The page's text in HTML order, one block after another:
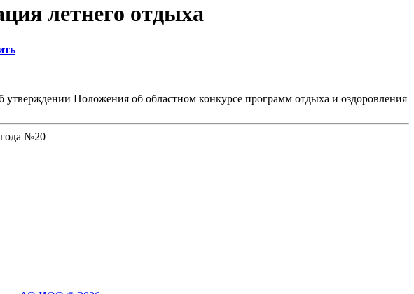
летнего отдыха
утверждении Положения об областном конкурсе программ отдыха и оздоровления
года №20